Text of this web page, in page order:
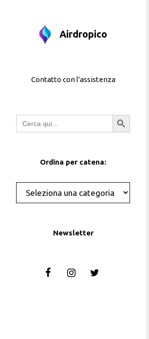
Airdropico
Contatto con l'assistenza
Ricerca
per:
Pulsante di ricerca
Ordina per catena:
Categorie
Newsletter